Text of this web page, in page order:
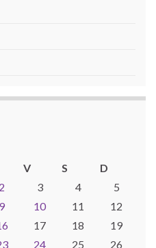
V S
D
2 3 4
5
9 10 11
12
17 18
19
24 25 26